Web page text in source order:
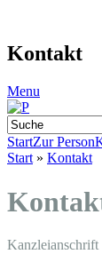
Kontakt
Menu
StartZur Person
Start » Kontakt
Kanzleianschrift